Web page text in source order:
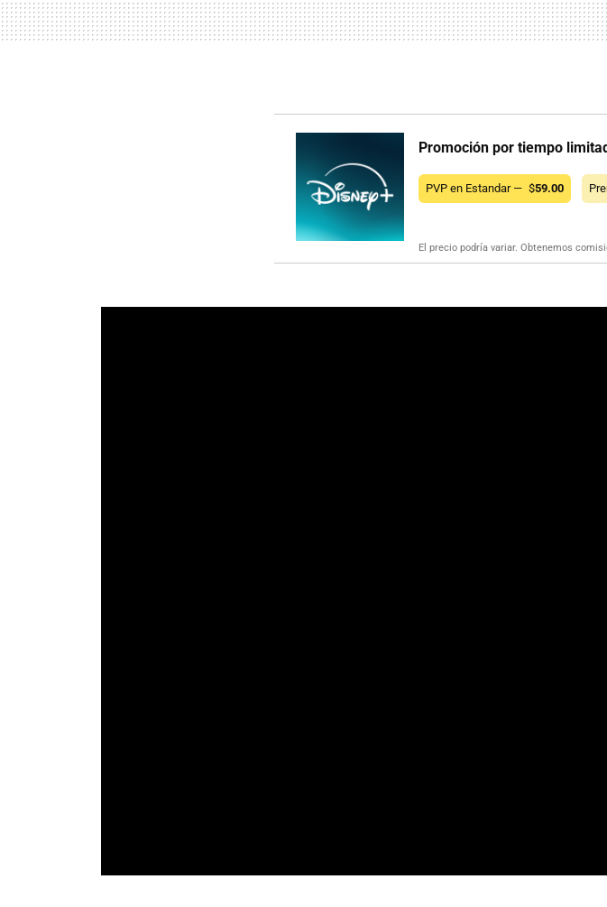
Promoción por tiempo
PVP en Estandar — $59.00
El precio podría variar. Obtenemos